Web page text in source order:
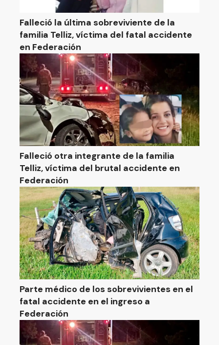
Falleció la última sobreviviente de la
familia Telliz, víctima del fatal accidente
en Federación
Falleció otra integrante de la familia
Telliz, víctima del brutal accidente en
Federación
Parte médico de los sobrevivientes en el
fatal accidente en el ingreso a
Federación